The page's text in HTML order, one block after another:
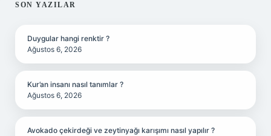
SIDEBAR
SON YAZILAR
Duygular hangi renktir ?
Ağustos 6, 2026
Kur’an insanı nasıl tanımlar ?
Ağustos 6, 2026
Avokado çekirdeği ve zeytinyağı karışımı nasıl yapılır ?